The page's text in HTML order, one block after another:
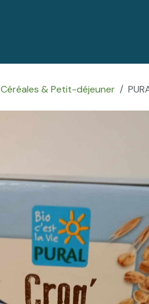
Céréales & Petit-déjeuner